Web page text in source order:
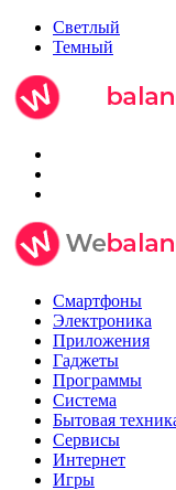
Светлый
Темный
Смартфоны
Электроника
Приложения
Гаджеты
Программы
Система
Бытовая
Сервисы
Интернет
Игры